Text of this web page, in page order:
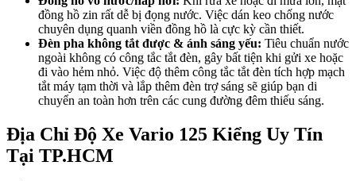
đồng hồ zin rất dễ bị đọng nước. Việc dán keo chống nước
chuyên dụng quanh viền đồng hồ là cực kỳ cần thiết.
Đèn pha không tắt được & ánh sáng yếu: Tiêu chuẩn nước
ngoài không có công tắc tắt đèn, gây bất tiện khi gửi xe hoặc
đi vào hẻm nhỏ. Việc độ thêm công tắc tắt đèn tích hợp mạch
tắt máy tạm thời và lắp thêm đèn trợ sáng sẽ giúp bạn di
chuyển an toàn hơn trên các cung đường đêm thiếu sáng.
Địa Chỉ Độ Xe Vario 125 Kiểng Uy Tín
Tại TP.HCM